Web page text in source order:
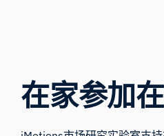
在家参加